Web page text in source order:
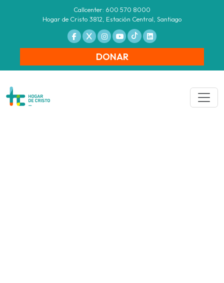
Callcenter: 600 570 8000
Hogar de Cristo 3812, Estación Central, Santiago
DONAR